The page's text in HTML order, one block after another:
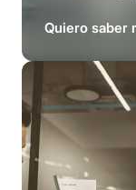
Quiero saber